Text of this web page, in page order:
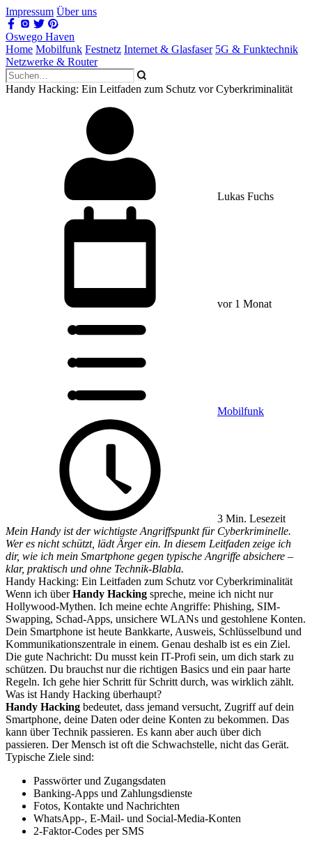
Impressum Über uns
Oswego Haven
Home Mobilfunk Festnetz Internet & Glasfaser 5G & Funktechnik
Netzwerke & Router
Handy Hacking: Ein Leitfaden zum Schutz vor Cyberkriminalität
Lukas Fuchs
vor 1 Monat
Mobilfunk
3 Min. Lesezeit
Mein Handy ist der wichtigste Angriffspunkt für Cyberkriminelle.
Wer es nicht schützt, lädt Ärger ein. In diesem Leitfaden zeige ich
dir, wie ich mein Smartphone gegen typische Angriffe absichere –
klar, praktisch und ohne Technik-Blabla.
Handy Hacking: Ein Leitfaden zum Schutz vor Cyberkriminalität
Wenn ich überHandy Hacking spreche, meine ich nicht nur
Hollywood-Mythen. Ich meine echte Angriffe: Phishing, SIM-
Swapping, Schad-Apps, unsichere WLANs und gestohlene Konten.
Dein Smartphone ist heute Bankkarte, Ausweis, Schlüsselbund und
Kommunikationszentrale in einem. Genau deshalb ist es ein Ziel.
Die gute Nachricht: Du musst kein IT-Profi sein, um dich stark zu
schützen. Du brauchst nur die richtigen Basics und ein paar harte
Regeln. Ich gehe hier Schritt für Schritt durch, was wirklich zählt.
Was ist Handy Hacking überhaupt?
Handy Hacking bedeutet, dass jemand versucht, Zugriff auf dein
Smartphone, deine Daten oder deine Konten zu bekommen. Das
kann über Technik passieren. Es kann aber auch über dich
passieren. Der Mensch ist oft die Schwachstelle, nicht das Gerät.
Typische Ziele sind:
Passwörter und Zugangsdaten
Banking-Apps und Zahlungsdienste
Fotos, Kontakte und Nachrichten
WhatsApp-, E-Mail- und Social-Media-Konten
2-Faktor-Codes per SMS